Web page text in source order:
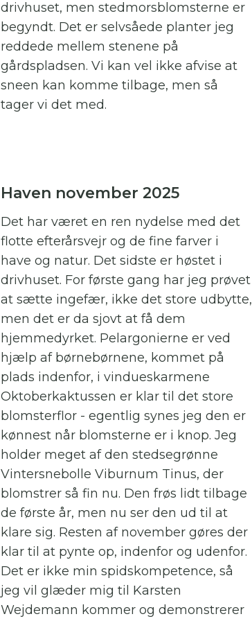
drivhuset, men stedmorsblomsterne er
begyndt. Det er selvsåede planter jeg
reddede mellem stenene på
gårdspladsen. Vi kan vel ikke afvise at
sneen kan komme tilbage, men så
tager vi det med.
Haven november 2025
Det har været en ren nydelse med det
flotte efterårsvejr og de fine farver i
have og natur. Det sidste er høstet i
drivhuset. For første gang har jeg prøvet
at sætte ingefær, ikke det store udbytte,
men det er da sjovt at få dem
hjemmedyrket. Pelargonierne er ved
hjælp af børnebørnene, kommet på
plads indenfor, i vindueskarmene
Oktoberkaktussen er klar til det store
blomsterflor - egentlig synes jeg den er
kønnest når blomsterne er i knop. Jeg
holder meget af den stedsegrønne
Vintersnebolle Viburnum Tinus, der
blomstrer så fin nu. Den frøs lidt tilbage
de første år, men nu ser den ud til at
klare sig. Resten af november gøres der
klar til at pynte op, indenfor og udenfor.
Det er ikke min spidskompetence, så
jeg vil glæder mig til Karsten
Wejdemann kommer og demonstrerer